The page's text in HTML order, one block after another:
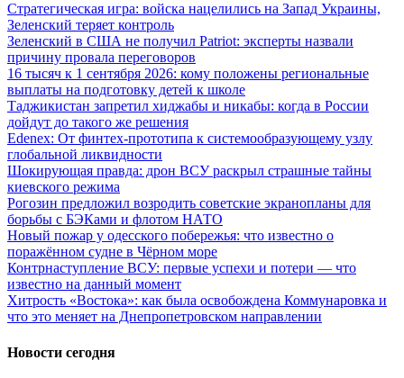
Стратегическая игра: войска нацелились на Запад Украины,
Зеленский теряет контроль
Зеленский в США не получил Patriot: эксперты назвали
причину провала переговоров
16 тысяч к 1 сентября 2026: кому положены региональные
выплаты на подготовку детей к школе
Таджикистан запретил хиджабы и никабы: когда в России
дойдут до такого же решения
Edenex: От финтех-прототипа к системообразующему узлу
глобальной ликвидности
Шокирующая правда: дрон ВСУ раскрыл страшные тайны
киевского режима
Рогозин предложил возродить советские экранопланы для
борьбы с БЭКами и флотом НАТО
Новый пожар у одесского побережья: что известно о
поражённом судне в Чёрном море
Контрнаступление ВСУ: первые успехи и потери — что
известно на данный момент
Хитрость «Востока»: как была освобождена Коммунаровка и
что это меняет на Днепропетровском направлении
Новости сегодня